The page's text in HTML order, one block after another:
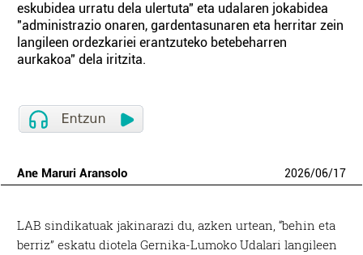
eskubidea urratu dela ulertuta" eta udalaren jokabidea
"administrazio onaren, gardentasunaren eta herritar zein
langileen ordezkariei erantzuteko betebeharren
aurkakoa" dela iritzita.
Ane Maruri Aransolo 2026/06/17
LAB sindikatuak jakinarazi du, azken urtean, “behin eta
berriz” eskatu diotela Gernika-Lumoko Udalari langileen